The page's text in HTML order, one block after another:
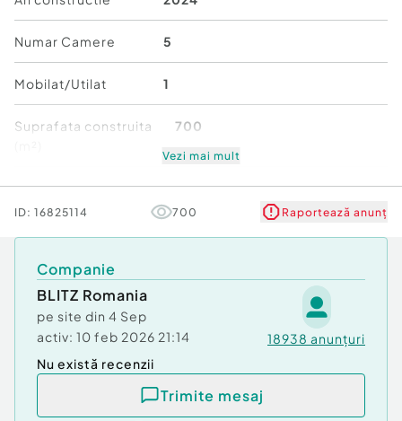
Parter:
• Bucătărie separată
• Living spațios
• 1 baie
• Terasă acoperită
• 2 dormitoare
• 1 baie
⸻
???? Anexe & facilități
• Garaj automatizat cu telecomandă
• Foișor închis cu termopan
• Poartă automatizată
• Interfon
Numar Camere 5
Mobilat/Utilat 1
Suprafata construita
700
Număr niveluri imobil 1
Vezi mai mult
ID: 16825114 700 Raportează anunț
Companie
BLITZ Romania
pe site din 4 Sep
activ: 10 feb 2026 21:14 18938 anunțuri
Nu există recenzii
Trimite mesaj